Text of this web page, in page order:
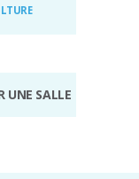
UNE SALLE